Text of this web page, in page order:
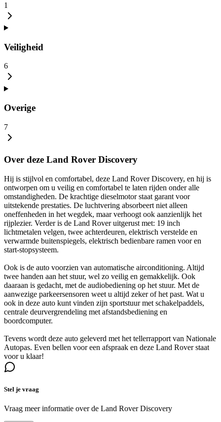
1
Veiligheid
6
Overige
7
Over deze Land Rover Discovery
Hij is stijlvol en comfortabel, deze Land Rover Discovery, en hij is
ontworpen om u veilig en comfortabel te laten rijden onder alle
omstandigheden. De krachtige dieselmotor staat garant voor
uitstekende prestaties. De luchtvering absorbeert niet alleen
oneffenheden in het wegdek, maar verhoogt ook aanzienlijk het
rijplezier. Verder is de Land Rover uitgerust met: 19 inch
lichtmetalen velgen, twee achterdeuren, elektrisch verstelde en
verwarmde buitenspiegels, elektrisch bedienbare ramen voor en
start-stopsysteem.
Ook is de auto voorzien van automatische airconditioning. Altijd
twee handen aan het stuur, wel zo veilig en gemakkelijk. Ook
daaraan is gedacht, met de audiobediening op het stuur. Met de
aanwezige parkeersensoren weet u altijd zeker of het past. Wat u
ook in deze auto kunt vinden zijn sportstuur met schakelpaddels,
centrale deurvergrendeling met afstandsbediening en
boordcomputer.
Tevens wordt deze auto geleverd met het tellerrapport van Nationale
Autopas. Even bellen voor een afspraak en deze Land Rover staat
voor u klaar!
Stel je vraag
Vraag meer informatie over de Land Rover Discovery